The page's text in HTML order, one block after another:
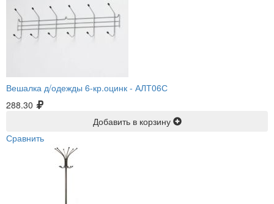
Вешалка д/одежды 6-кр.оцинк - АЛТ06С
288.30
Добавить в корзину
Сравнить